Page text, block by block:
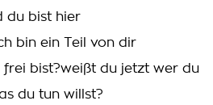
du bist hier
bin ein Teil von dir
bist?weißt du jetzt wer du
du tun willst?